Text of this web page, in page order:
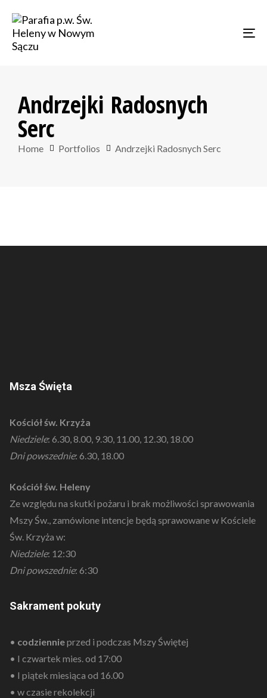
links to
primary
content
Andrzejki Radosnych
Serc
Home Portfolios Andrzejki Radosnych Serc
Msza Święta
Kościół św. Krzyża
Niedziele: 6.30, 8.00, 9.30, 11.00, 12.30, 18.00
Dni powszednie: 6.30, 18.00
Kościół św. Heleny
Ze względu na skutki pożaru i brak możliwości sprawowania
Mszy Św., zamówione intencje będą sprawowane w Kościele
Św. Krzyża w:
Niedziele: 12:30
Dni powszednie: 6:30
Sakrament pokuty
• codziennieprzed i podczas Mszy Świętej
• I czwartek mies. od 17:00
• I piątek miesiąca od 16.00
• w czasie rekolekcji